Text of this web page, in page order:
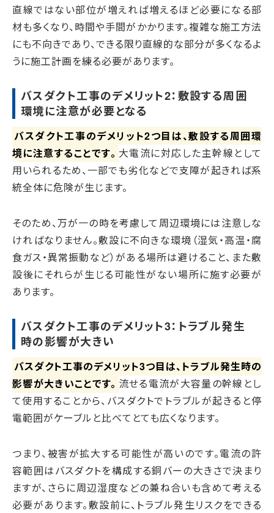
直線ではない部位が増えれば増えるほど必要になる部
材も多くなり、時間や手間がかかります。複雑な施工方法
にも不向きであり、できる限り直線的な部分が多くなるよ
うに施工計画を練る必要があります。
バスダクト工事のデメリット2：敷設する周囲
環境に注意が必要となる
バスダクト工事のデメリット2つ目は、敷設する周囲環
境に注意することです。 大電流に対応した主幹線として
用いられるため、一部でも劣化などで支障が起きれば系
統全体に危険が生じます。
そのため、万が一の時を考慮して周辺環境には注意しな
ければなりません。敷設に不向きな環境（湿気・高温・腐
食ガス・異常振動など）がある場所は避けること、また敷
設後にそれらが生じる可能性がない場所に施す必要が
あります。
バスダクト工事のデメリット3：トラブル発生
時の影響が大きい
バスダクト工事のデメリット3つ目は、トラブル発生時の
影響が大きいことです。 流せる電流が大容量の幹線とし
て使用することから、バスダクトでトラブルが起きると停
電範囲がケーブルと比べてとても広くなります。
つまり、被害が拡大する可能性が高いのです。電流の許
容範囲はバスダクトを構成する銅バーの大きさで決まり
ますが、さらに周辺湿度などの兼ね合いも含めて考える
必要があります。敷設前に、トラブル発生リスクをできる